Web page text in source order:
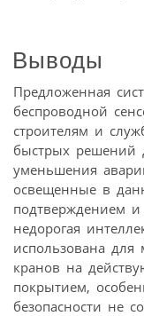
Выводы
Предложенная
беспроводной
строителям и
быстрых решений
уменьшения
освещенные в
подтверждением и
недорогая
использована
кранов на
покрытием,
безопасности не